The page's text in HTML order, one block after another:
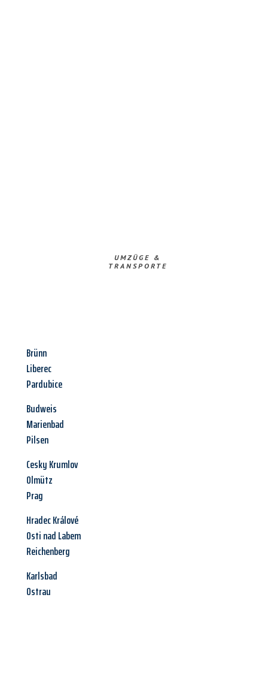
UMZÜGE &
TRANSPORTE
Brünn
Liberec
Pardubice
Budweis
Marienbad
Pilsen
Cesky Krumlov
Olmütz
Prag
Hradec Králové
Osti nad Labem
Reichenberg
Karlsbad
Ostrau